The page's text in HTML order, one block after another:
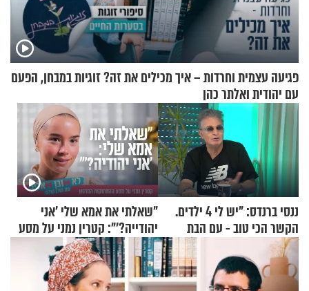
פגיעה עצמית וחרדות – איך מכילים את זה? זוגיות במבחן, הפעם
עם יהודית ואלתר כהן
ננסי ברנדס: "יש לי 4 ילדים.
הקשר הכי טוב - עם הבת
החרדית"
"שאלתי את אמא שלי 'אני
יהודייה?'": קטרין נמני על מסע
ההתחזקות המרגש